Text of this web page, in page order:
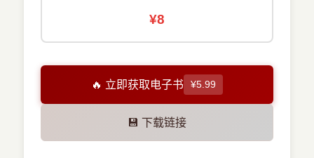
¥8
🔥 立即获取电子书 ¥5.99
💾 下载链接